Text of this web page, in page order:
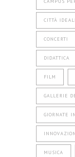
CAMPUS
CITTÀ IDEALI
CONCERTI
DIDATTICA
FILM
GALLERIE
GIORNATE
MUSICA